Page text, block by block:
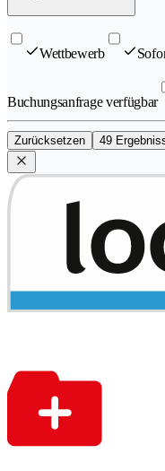
Wettbewerb
Buchungsanfrage verfügbar
Zurücksetzen 49